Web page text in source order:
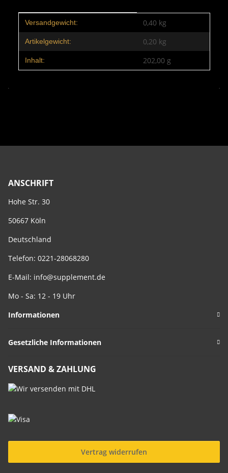
Produkteigenschaft
Wert
Versandgewicht: 0,40 kg
Artikelgewicht: 0,20 kg
Inhalt: 202,00 g
ANSCHRIFT
Hohe Str. 30
50667 Köln
Deutschland
Telefon: 0221-28068280
E-Mail: info@supplement.de
Mo - Sa: 12 - 19 Uhr
Informationen
Gesetzliche Informationen
VERSAND & ZAHLUNG
Vertrag widerrufen